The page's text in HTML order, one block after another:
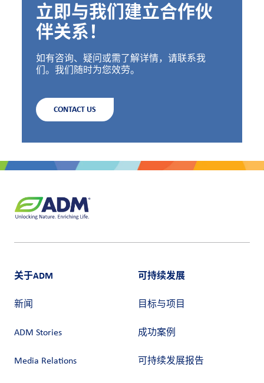
立即与我们建立合作伙
伴关系！
如有咨询、疑问或需了解详情，请联系我
们。我们随时为您效劳。
CONTACT US
关于ADM
新闻
ADM Stories
Media Relations
可持续发展
目标与项目
成功案例
可持续发展报告